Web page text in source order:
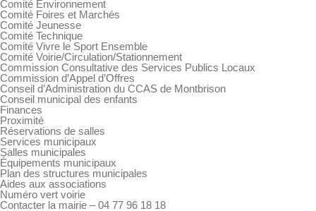
Comité Environnement
Comité Foires et Marchés
Comité Jeunesse
Comité Technique
Comité Vivre le Sport Ensemble
Comité Voirie/Circulation/Stationnement
Commission Consultative des Services Publics Locaux
Commission d’Appel d’Offres
Conseil d’Administration du CCAS de Montbrison
Conseil municipal des enfants
Finances
Proximité
Réservations de salles
Services municipaux
Salles municipales
Équipements municipaux
Plan des structures municipales
Aides aux associations
Numéro vert voirie
Contacter la mairie – 04 77 96 18 18